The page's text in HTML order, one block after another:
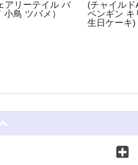
アリーテイル バ
小鳥 ツバメ）
(チャイルド
ペンギン キ
生日ケーキ)